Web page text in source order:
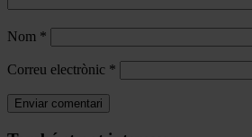
Nom *
Correu electrònic *